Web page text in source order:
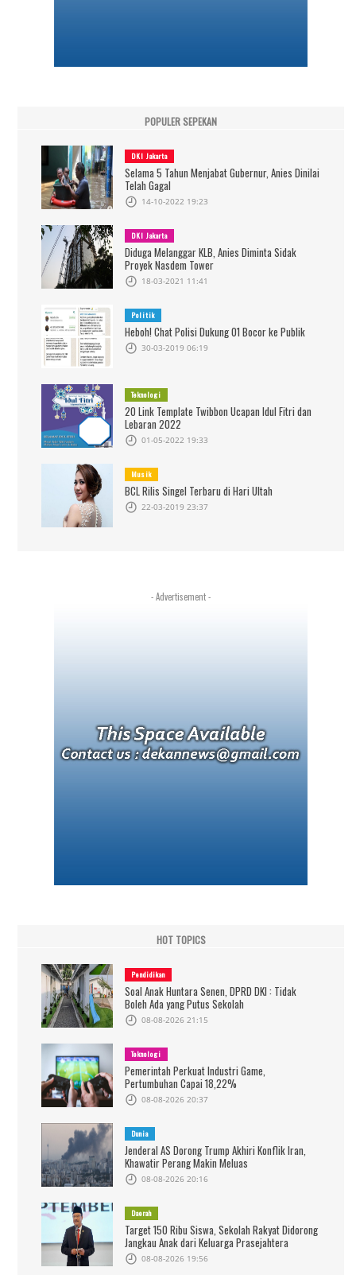
POPULER SEPEKAN
DKI Jakarta
Selama 5 Tahun Menjabat Gubernur, Anies Dinilai
Telah Gagal
14-10-2022 19:23
DKI Jakarta
Diduga Melanggar KLB, Anies Diminta Sidak
Proyek Nasdem Tower
18-03-2021 11:41
Politik
Heboh! Chat Polisi Dukung 01 Bocor ke Publik
30-03-2019 06:19
Teknologi
20 Link Template Twibbon Ucapan Idul Fitri dan
Lebaran 2022
01-05-2022 19:33
Musik
BCL Rilis Singel Terbaru di Hari Ultah
22-03-2019 23:37
- Advertisement -
HOT TOPICS
Pendidikan
Soal Anak Huntara Senen, DPRD DKI : Tidak
Boleh Ada yang Putus Sekolah
08-08-2026 21:15
Teknologi
Pemerintah Perkuat Industri Game,
Pertumbuhan Capai 18,22%
08-08-2026 20:37
Dunia
Jenderal AS Dorong Trump Akhiri Konflik Iran,
Khawatir Perang Makin Meluas
08-08-2026 20:16
Daerah
Target 150 Ribu Siswa, Sekolah Rakyat Didorong
Jangkau Anak dari Keluarga Prasejahtera
08-08-2026 19:56